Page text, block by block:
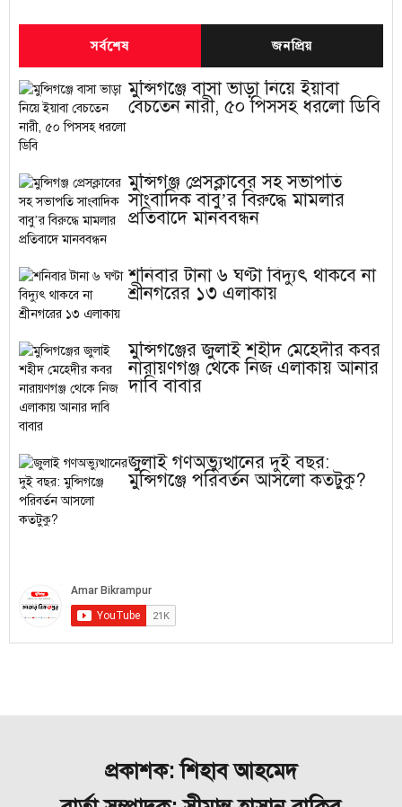
সর্বশেষ জনপ্রিয়
মুন্সিগঞ্জে বাসা ভাড়া নিয়ে ইয়াবা
বেচতেন নারী, ৫০ পিসসহ ধরলো ডিবি
মুন্সিগঞ্জ প্রেসক্লাবের সহ সভাপতি
সাংবাদিক বাবু’র বিরুদ্ধে মামলার
প্রতিবাদে মানববন্ধন
শনিবার টানা ৬ ঘণ্টা বিদ্যুৎ থাকবে না
শ্রীনগরের ১৩ এলাকায়
মুন্সিগঞ্জের জুলাই শহীদ মেহেদীর কবর
নারায়ণগঞ্জ থেকে নিজ এলাকায় আনার
দাবি বাবার
জুলাই গণঅভ্যুত্থানের দুই বছর:
মুন্সিগঞ্জে পরিবর্তন আসলো কতটুকু?
প্রকাশক: শিহাব আহমেদ